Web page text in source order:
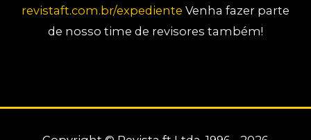
revistaft.com.br/expediente Venha fazer parte
de nosso time de revisores também!